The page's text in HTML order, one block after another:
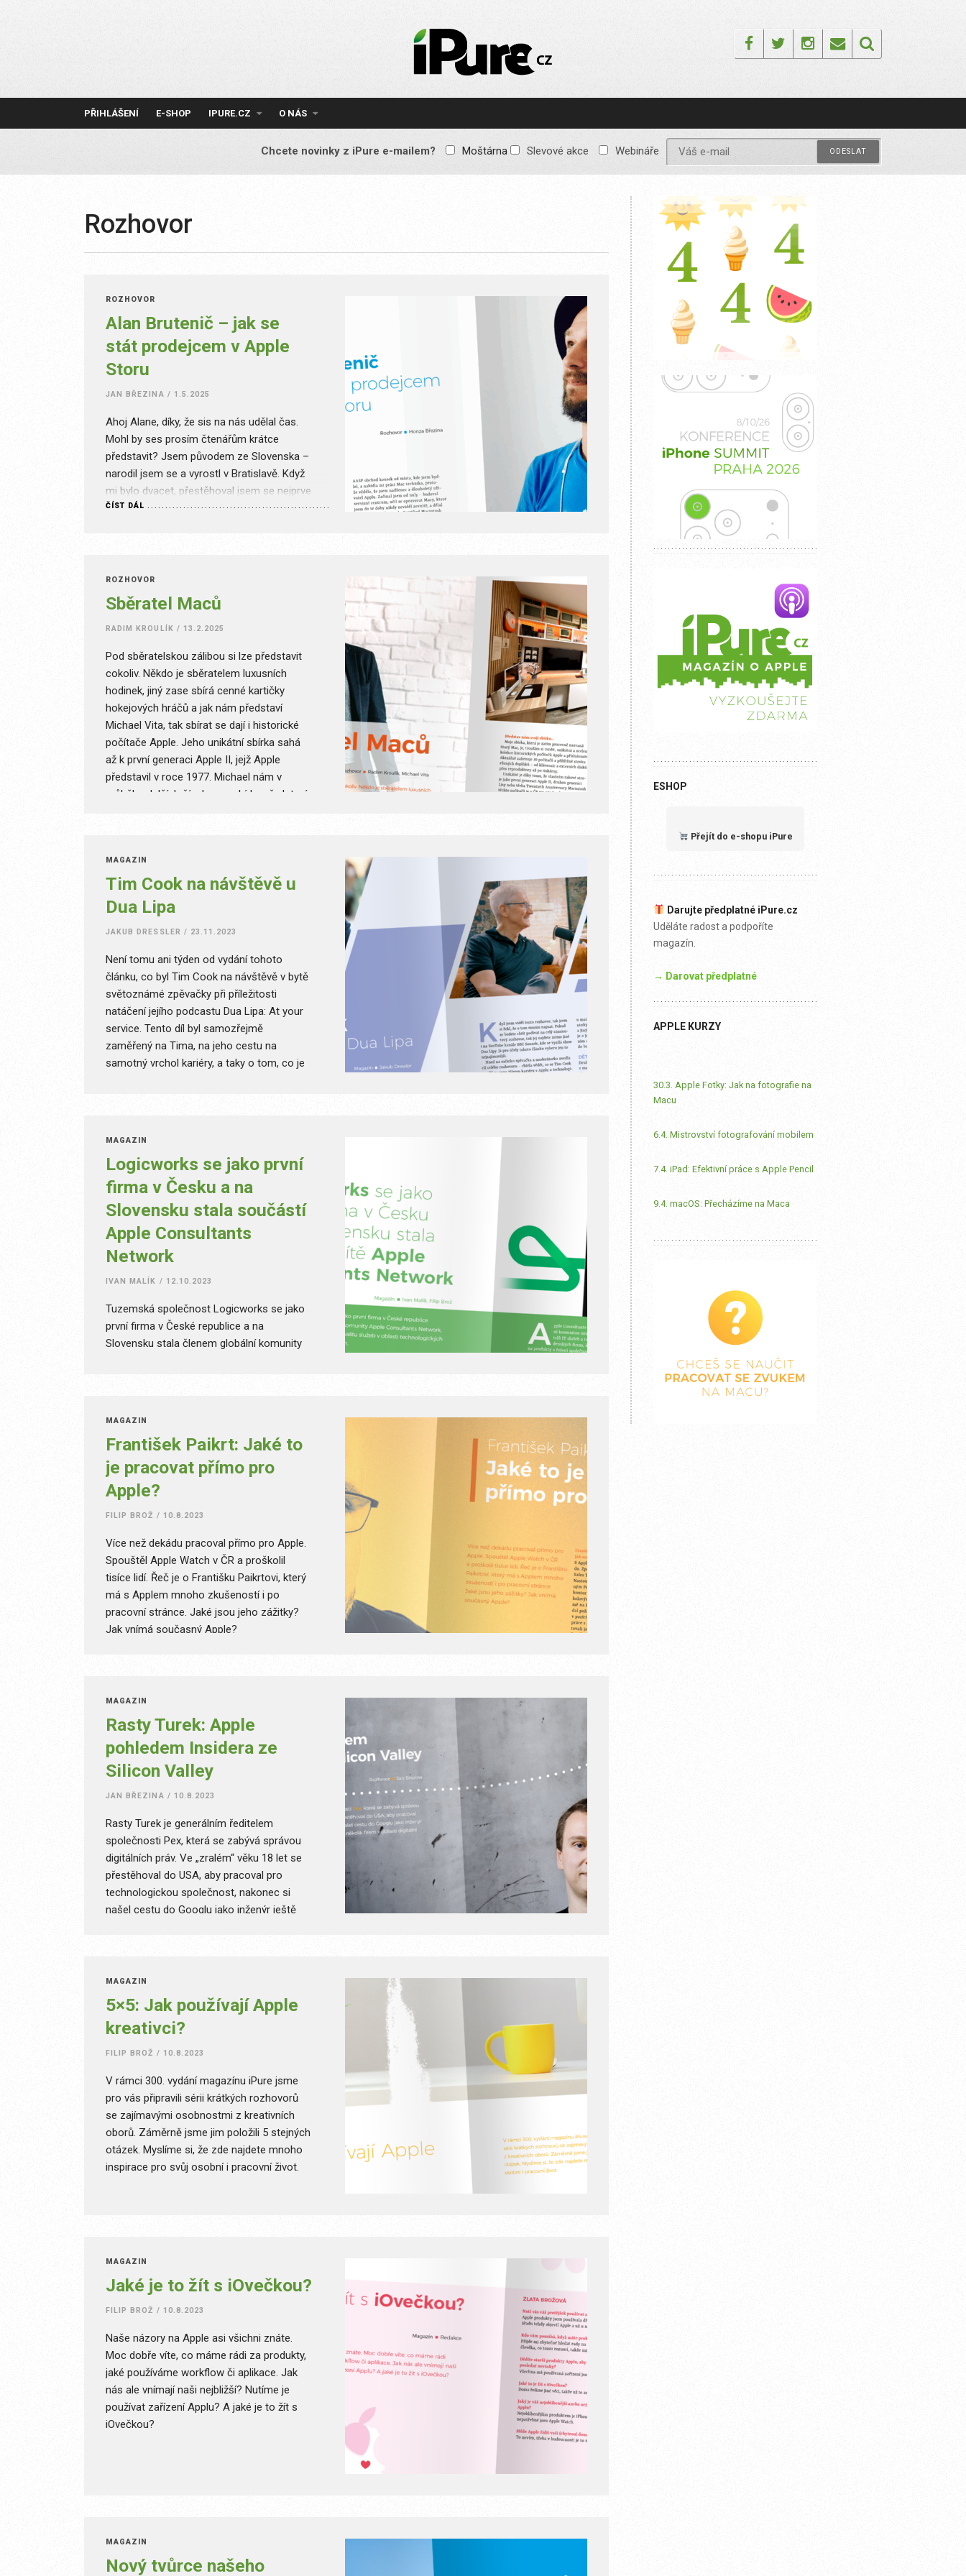
IPURE.CZ
Prémiový Apple e-
reklamy, žádné
obsah pro všechny
FacebookTwitterInstagram
Email
PŘIHLÁŠENÍ E-SHOP IPURE.CZ O NÁS
Chcete novinky z iPure e-mailem? Moštárna Slevové akce Webináře
Rozhovor
ROZHOVOR
Alan Brutenič – jak se
stát prodejcem v Apple
Storu
JAN BŘEZINA / 1.5.2025
Ahoj Alane, díky, že sis na nás udělal čas.
Mohl by ses prosím čtenářům krátce
představit? Jsem původem ze Slovenska –
narodil jsem se a vyrostl v Bratislavě. Když
mi bylo dvacet, přestěhoval jsem se nejprve
do Prahy a později, v roce 2004, do irského
ČÍST DÁL
ROZHOVOR
Sběratel Maců
RADIM KROULÍK / 13.2.2025
Pod sběratelskou zálibou si lze představit
cokoliv. Někdo je sběratelem luxusních
hodinek, jiný zase sbírá cenné kartičky
hokejových hráčů a jak nám představí
Michael Vita, tak sbírat se dají i historické
počítače Apple. Jeho unikátní sbírka sahá
až k první generaci Apple II, jejž Apple
představil v roce 1977. Michael nám v
průběhu dalších čísel svou sbírku představí,
MAGAZÍN
Tim Cook na návštěvě u
Dua Lipa
JAKUB DRESSLER / 23.11.2023
Není tomu ani týden od vydání tohoto
článku, co byl Tim Cook na návštěvě v bytě
světoznámé zpěvačky při příležitosti
natáčení jejího podcastu Dua Lipa: At your
service. Tento díl byl samozřejmě
zaměřený na Tima, na jeho cestu na
samotný vrchol kariéry, a taky o tom, co je
MAGAZÍN
Logicworks se jako první
firma v Česku a na
Slovensku stala součástí
Apple Consultants
Network
IVAN MALÍK / 12.10.2023
Tuzemská společnost Logicworks se jako
první firma v České republice a na
Slovensku stala členem globální komunity
MAGAZÍN
František Paikrt: Jaké to
je pracovat přímo pro
Apple?
FILIP BROŽ / 10.8.2023
Více než dekádu pracoval přímo pro Apple.
Spouštěl Apple Watch v ČR a proškolil
tisíce lidí. Řeč je o Františku Paikrtovi, který
má s Applem mnoho zkušeností i po
pracovní stránce. Jaké jsou jeho zážitky?
Jak vnímá současný Apple?
MAGAZÍN
Rasty Turek: Apple
pohledem Insidera ze
Silicon Valley
JAN BŘEZINA / 10.8.2023
Rasty Turek je generálním ředitelem
společnosti Pex, která se zabývá správou
digitálních práv. Ve „zralém“ věku 18 let se
přestěhoval do USA, aby pracoval pro
technologickou společnost, nakonec si
našel cestu do Googlu jako inženýr ještě
MAGAZÍN
5×5: Jak používají Apple
kreativci?
FILIP BROŽ / 10.8.2023
V rámci 300. vydání magazínu iPure jsme
pro vás připravili sérii krátkých rozhovorů
se zajímavými osobnostmi z kreativních
oborů. Záměrně jsme jim položili 5 stejných
otázek. Myslíme si, že zde najdete mnoho
inspirace pro svůj osobní i pracovní život.
MAGAZÍN
Jaké je to žít s iOvečkou?
FILIP BROŽ / 10.8.2023
Naše názory na Apple asi všichni znáte.
Moc dobře víte, co máme rádi za produkty,
jaké používáme workflow či aplikace. Jak
nás ale vnímají naši nejbližší? Nutíme je
používat zařízení Applu? A jaké je to žít s
iOvečkou?
MAGAZÍN
Nový tvůrce našeho
ESHOP
Přejít do e-shopu iPure
Darujte předplatné iPure.cz
Uděláte radost a podpoříte
magazín.
→ Darovat předplatné
APPLE KURZY
30.3. Apple Fotky: Jak na fotografie na
Macu
6.4. Mistrovství fotografování mobilem
7.4. iPad: Efektivní práce s Apple Pencil
9.4. macOS: Přecházíme na Maca